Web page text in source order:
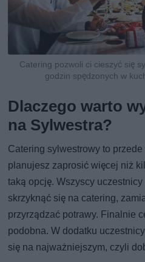
Catering pozwoli ci cieszyć się
godzin spędzonych w
Dlaczego warto
na Sylwestra?
Catering sylwestrowy to
planujesz zaprosić więcej niż
taką opcję. Wszyscy
skrzyknąć się na catering,
przyrządzać potrawy. Finalnie
podobna. W dodatku
się na najważniejszym, czyli